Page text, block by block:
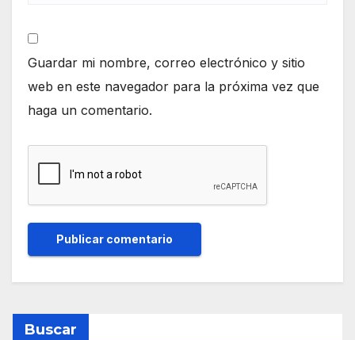
Guardar mi nombre, correo electrónico y sitio
web en este navegador para la próxima vez que
haga un comentario.
Buscar